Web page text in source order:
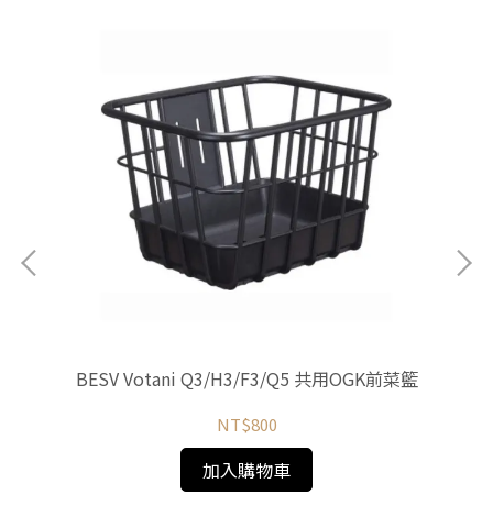
BESV Votani Q3/H3/F3/Q5 共用OGK前菜籃
NT$800
加入購物車